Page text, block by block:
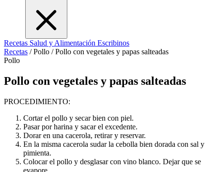
Recetas Salud y Alimentación Escribinos
Recetas / Pollo / Pollo con vegetales y papas salteadas
Pollo
Pollo con vegetales y papas salteadas
PROCEDIMIENTO:
Cortar el pollo y secar bien con piel.
Pasar por harina y sacar el excedente.
Dorar en una cacerola, retirar y reservar.
En la misma cacerola sudar la cebolla bien dorada con sal y
pimienta.
Colocar el pollo y desglasar con vino blanco. Dejar que se
evapore.